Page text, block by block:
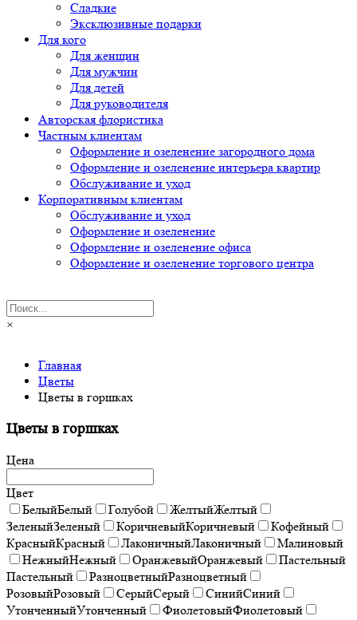
Сладкие
Эксклюзивные подарки
Для кого
Для женщин
Для мужчин
Для детей
Для руководителя
Авторская флористика
Частным клиентам
Оформление и озеленение загородного дома
Оформление и озеленение интерьера квартир
Обслуживание и уход
Корпоративным клиентам
Обслуживание и уход
Оформление и озеленение
Оформление и озеленение офиса
Оформление и озеленение торгового центра
×
Главная
Цветы
Цветы в горшках
Цветы в горшках
Цена
Цвет
БелыйБелый Голубой ЖелтыйЖелтый
ЗеленыйЗеленый КоричневыйКоричневый
Кофейный
КрасныйКрасный ЛаконичныйЛаконичный
Малиновый
НежныйНежный ОранжевыйОранжевый
Пастельный
Пастельный
РазноцветныйРазноцветный
РозовыйРозовый СерыйСерый СинийСиний
УтонченныйУтонченный ФиолетовыйФиолетовый